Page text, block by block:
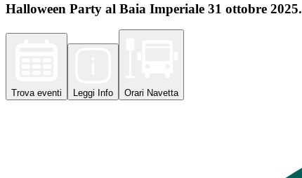
Halloween Party al Baia Imperiale 31 ottobre 2025.
Trova eventi Leggi Info Orari Navetta